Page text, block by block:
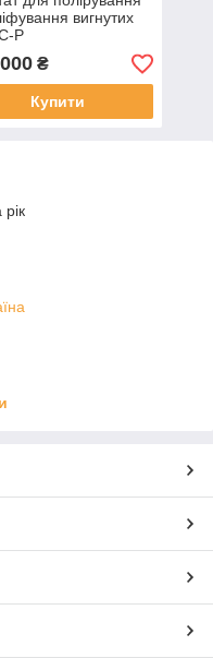
вигнутих
P
₴
Купити